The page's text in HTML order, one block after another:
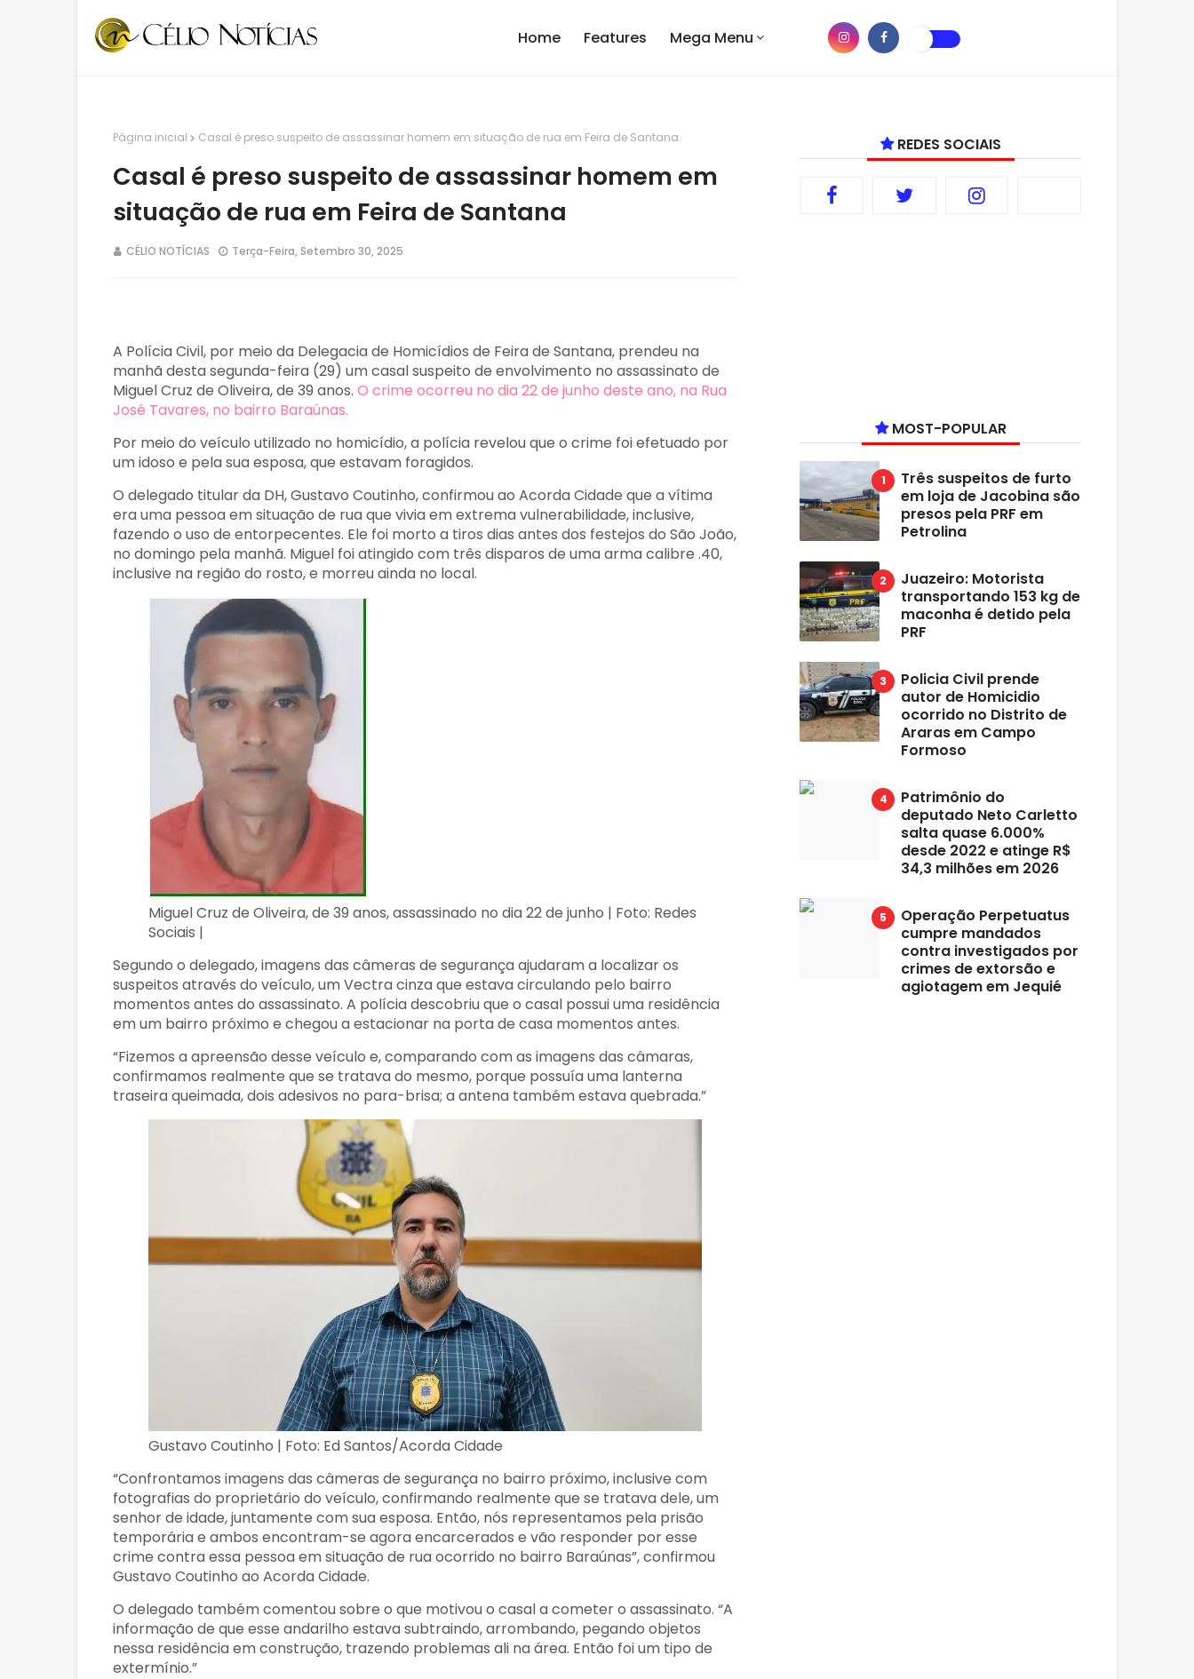
Home Features Mega Menu
Página inicial Casal é preso suspeito de assassinar homem em situação de rua em Feira de Santana
Casal é preso suspeito de assassinar homem em
situação de rua em Feira de Santana
CÉLIO NOTÍCIAS Terça-Feira, Setembro 30, 2025
A Polícia Civil, por meio da Delegacia de Homicídios de Feira de Santana, prendeu na
manhã desta segunda-feira (29) um casal suspeito de envolvimento no assassinato de
Miguel Cruz de Oliveira, de 39 anos. O crime ocorreu no dia 22 de junho deste ano, na Rua
José Tavares, no bairro Baraúnas.
Por meio do veículo utilizado no homicídio, a polícia revelou que o crime foi efetuado por
um idoso e pela sua esposa, que estavam foragidos.
O delegado titular da DH, Gustavo Coutinho, confirmou ao Acorda Cidade que a vítima
era uma pessoa em situação de rua que vivia em extrema vulnerabilidade, inclusive,
fazendo o uso de entorpecentes. Ele foi morto a tiros dias antes dos festejos do São João,
no domingo pela manhã. Miguel foi atingido com três disparos de uma arma calibre .40,
inclusive na região do rosto, e morreu ainda no local.
Miguel Cruz de Oliveira, de 39 anos, assassinado no dia 22 de junho | Foto: Redes
Sociais |
Segundo o delegado, imagens das câmeras de segurança ajudaram a localizar os
suspeitos através do veículo, um Vectra cinza que estava circulando pelo bairro
momentos antes do assassinato. A polícia descobriu que o casal possui uma residência
em um bairro próximo e chegou a estacionar na porta de casa momentos antes.
“Fizemos a apreensão desse veículo e, comparando com as imagens das câmaras,
confirmamos realmente que se tratava do mesmo, porque possuía uma lanterna
traseira queimada, dois adesivos no para-brisa; a antena também estava quebrada.”
Gustavo Coutinho | Foto: Ed Santos/Acorda Cidade
“Confrontamos imagens das câmeras de segurança no bairro próximo, inclusive com
fotografias do proprietário do veículo, confirmando realmente que se tratava dele, um
senhor de idade, juntamente com sua esposa. Então, nós representamos pela prisão
temporária e ambos encontram-se agora encarcerados e vão responder por esse
crime contra essa pessoa em situação de rua ocorrido no bairro Baraúnas”, confirmou
Gustavo Coutinho ao Acorda Cidade.
O delegado também comentou sobre o que motivou o casal a cometer o assassinato. “A
informação de que esse andarilho estava subtraindo, arrombando, pegando objetos
nessa residência em construção, trazendo problemas ali na área. Então foi um tipo de
extermínio.”
REDES SOCIAIS
MOST-POPULAR
Três suspeitos de furto
em loja de Jacobina são
presos pela PRF em
Petrolina
Juazeiro: Motorista
transportando 153 kg de
maconha é detido pela
PRF
Policia Civil prende
autor de Homicidio
ocorrido no Distrito de
Araras em Campo
Formoso
Patrimônio do
deputado Neto Carletto
salta quase 6.000%
desde 2022 e atinge R$
34,3 milhões em 2026
Operação Perpetuatus
cumpre mandados
contra investigados por
crimes de extorsão e
agiotagem em Jequié